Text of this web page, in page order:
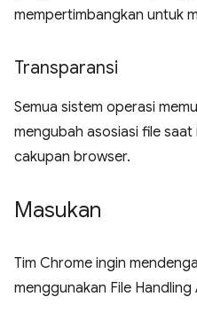
mempertimbangkan untuk
Transparansi
Semua sistem operasi
mengubah asosiasi file saat
cakupan browser.
Masukan
Tim Chrome ingin
menggunakan File Handling